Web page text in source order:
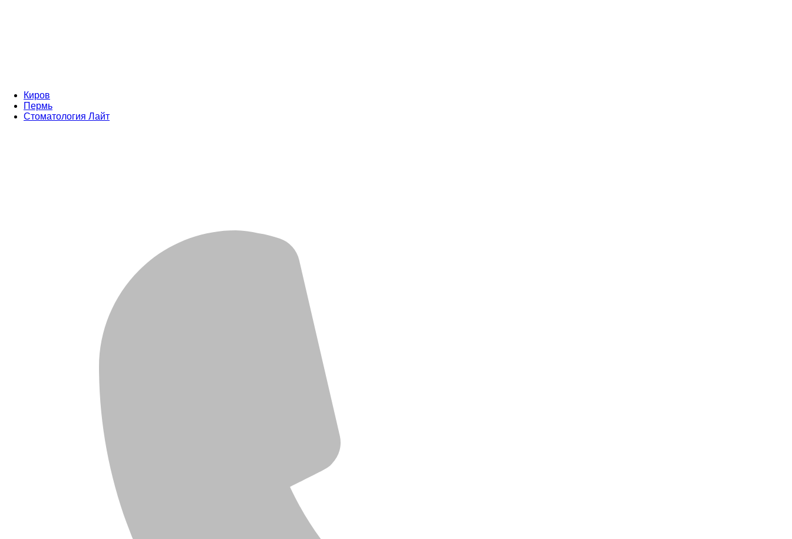
Киров
Пермь
Стоматология Лайт